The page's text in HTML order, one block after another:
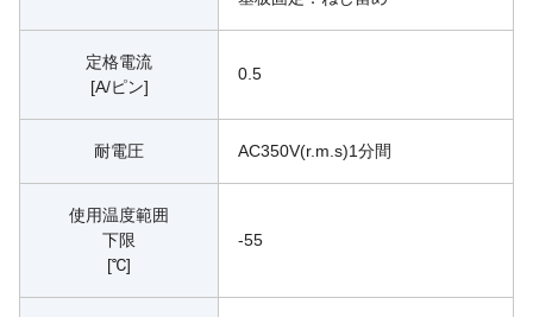
定格電流
[A/ピン]
0.5
耐電圧 AC350V(r.m.s)1分間
使用温度範囲
下限
[℃]
-55